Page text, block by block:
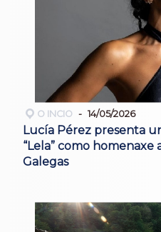
O INCIO 14/05/2026
Lucía Pérez presenta
“Lela” como homenaxe
Galegas